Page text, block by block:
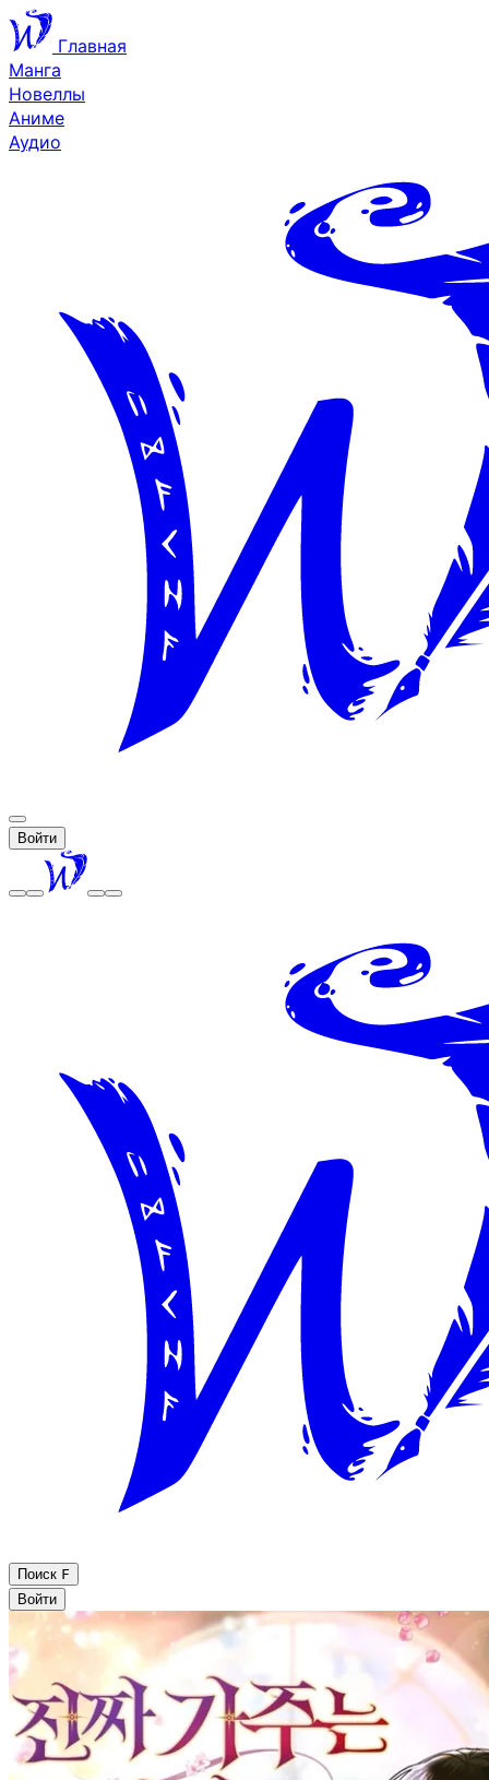
Главная
Манга
Новеллы
Аниме
Аудио
Войти
Поиск F
Войти